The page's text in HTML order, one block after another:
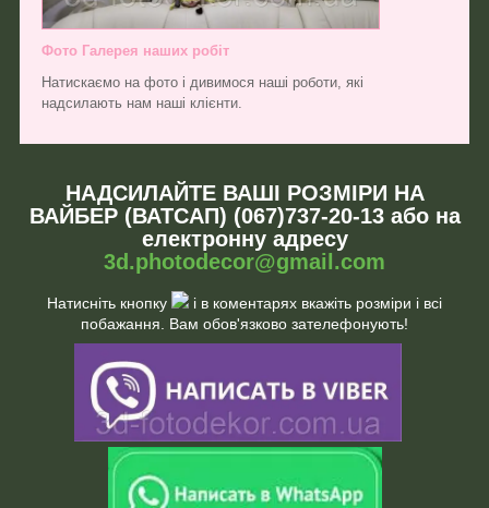
Фото Галерея наших робіт
Натискаємо на фото і дивимося наші роботи, які
надсилають нам наші клієнти.
НАДСИЛАЙТЕ ВАШІ РОЗМІРИ НА
ВАЙБЕР (ВАТСАП) (067)737-20-13 або на
електронну адресу
3d.photodecor@gmail.com
Натисніть кнопку
і в коментарях вкажіть розміри і всі
побажання. Вам обов'язково зателефонують!